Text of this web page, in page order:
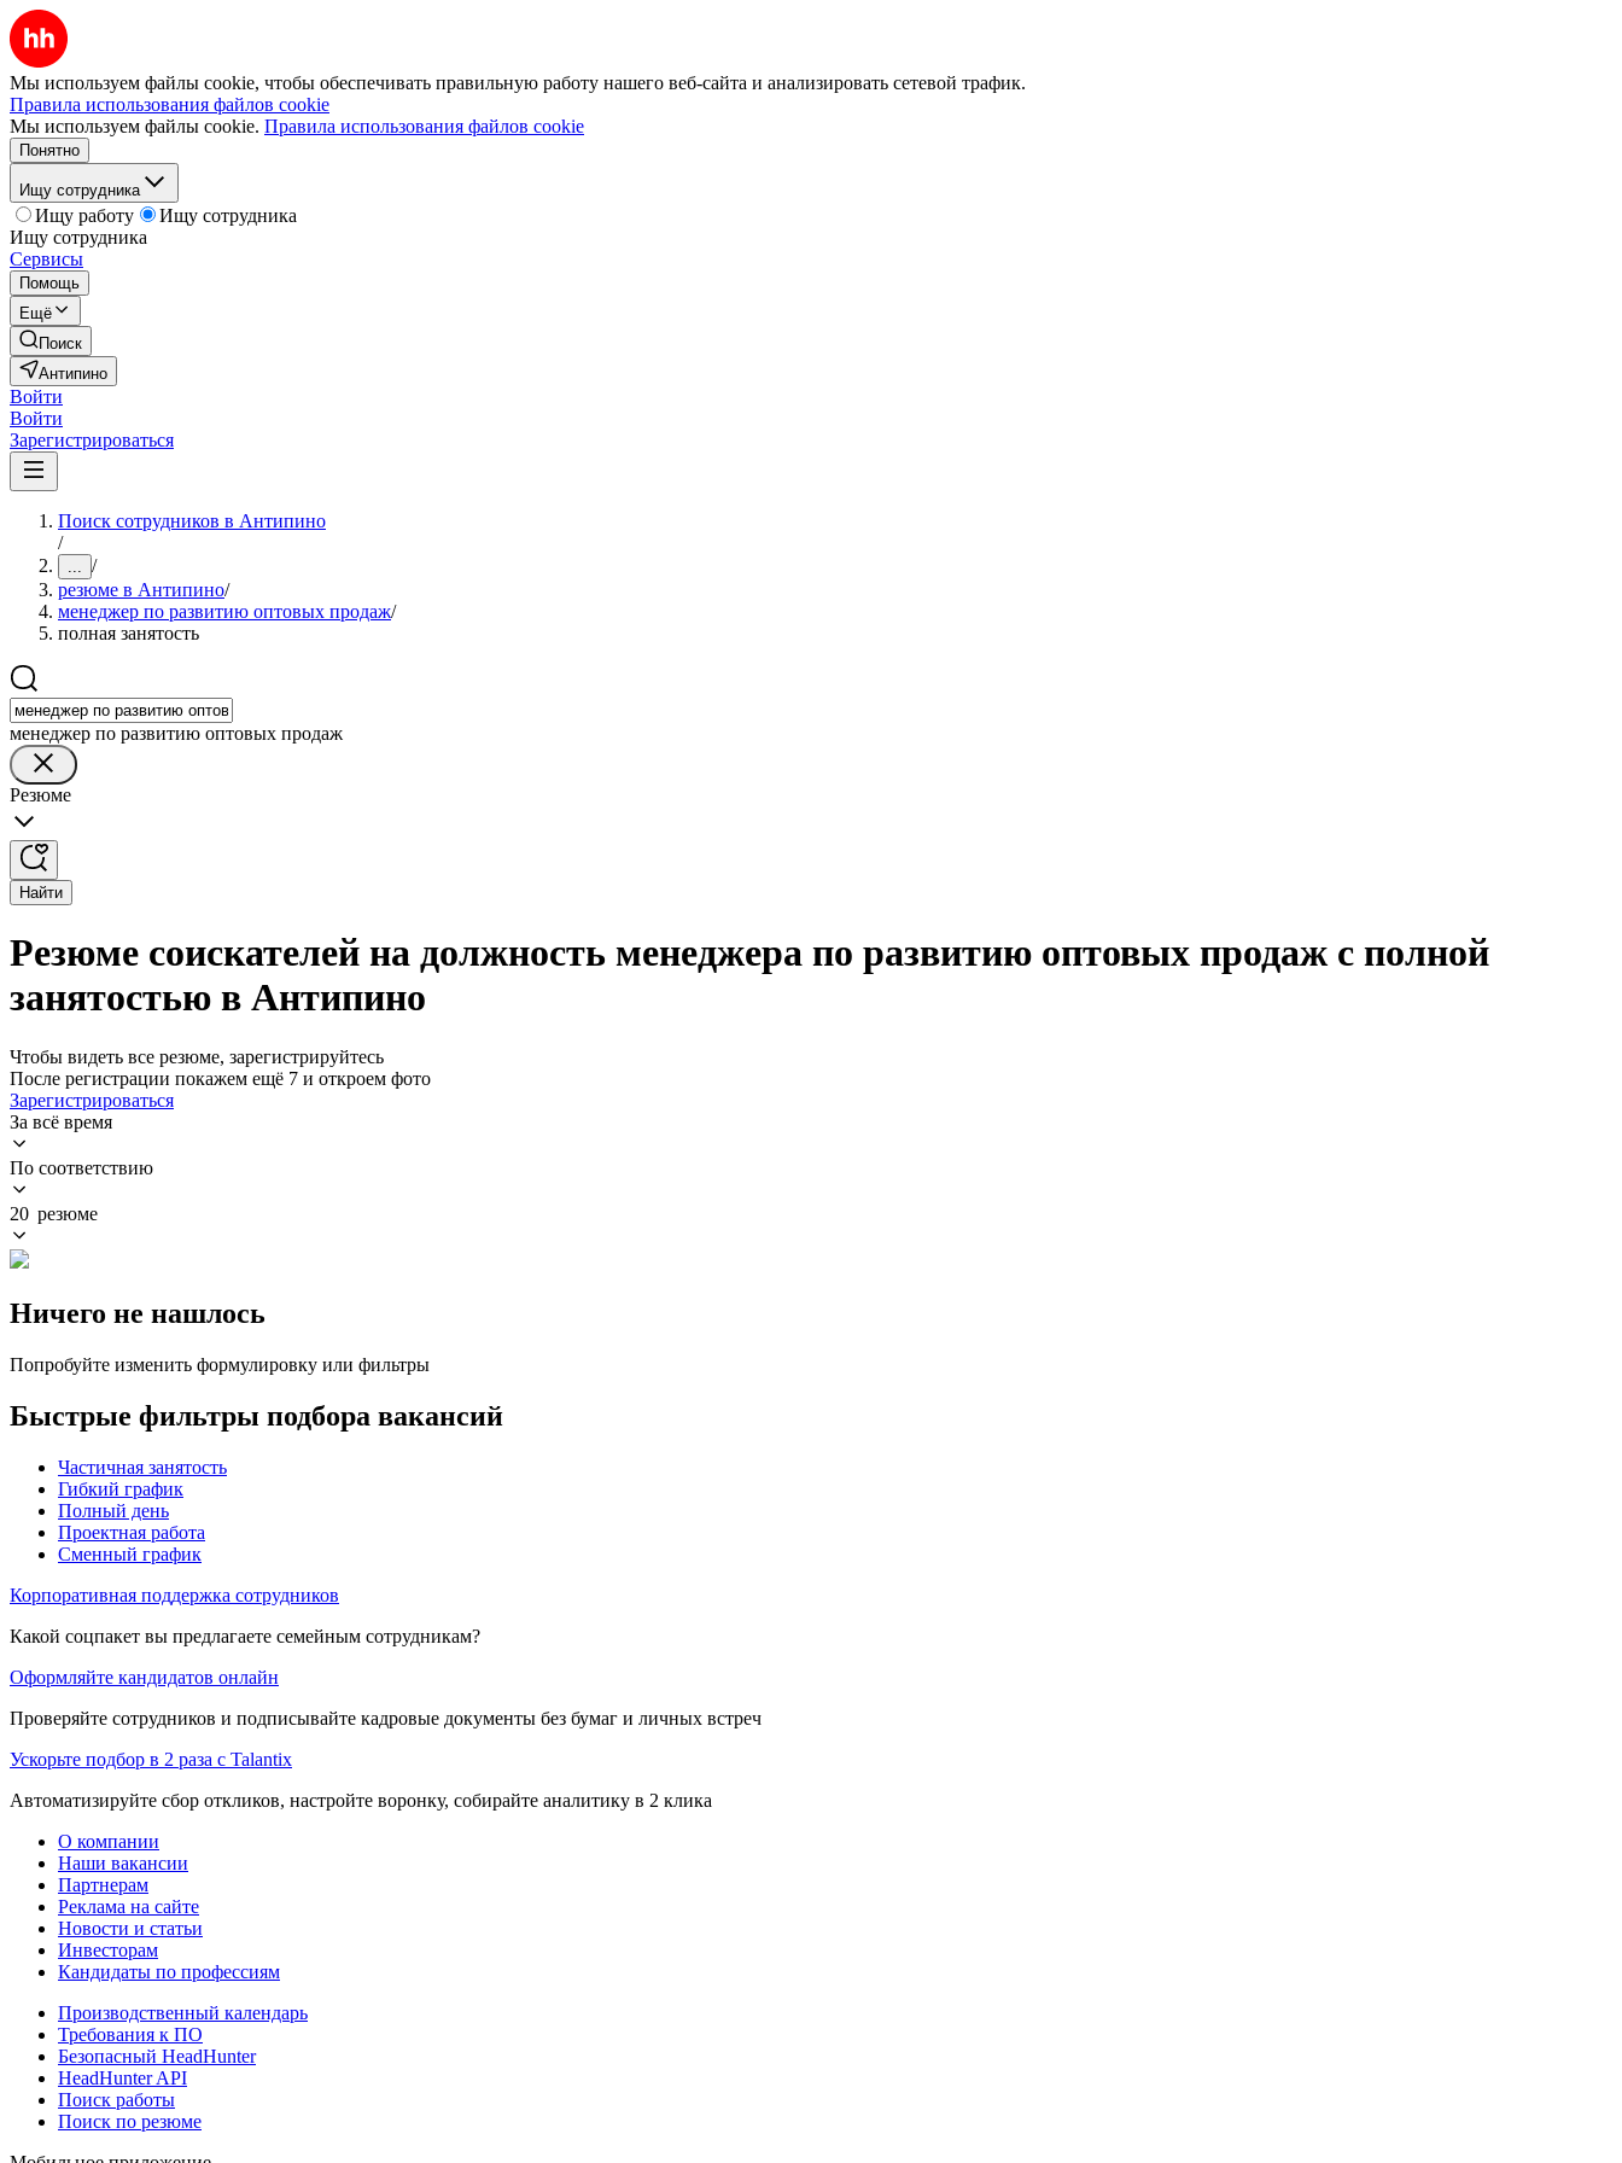
Мы используем файлы cookie, чтобы обеспечивать правильную работу нашего веб-сайта и анализировать сетевой трафик.
Правила использования файлов cookie
Мы используем файлы cookie. Правила использования файлов cookie
Понятно
Ищу сотрудника
Ищу работу
Ищу сотрудника
Ищу сотрудника
Сервисы
Помощь
Ещё
Поиск
Антипино
Войти
Войти
Зарегистрироваться
Поиск сотрудников в Антипино
/
... /
резюме в Антипино/
менеджер по развитию оптовых продаж/
полная занятость
менеджер по развитию оптовых продаж
Резюме
Найти
Резюме соискателей на должность менеджера по развитию оптовых продаж с полной
занятостью в Антипино
Чтобы видеть все резюме, зарегистрируйтесь
После регистрации покажем ещё 7 и откроем фото
Зарегистрироваться
За всё время
По соответствию
20 резюме
Ничего не нашлось
Попробуйте изменить формулировку или фильтры
Быстрые фильтры подбора вакансий
Частичная занятость
Гибкий график
Полный день
Проектная работа
Сменный график
Корпоративная поддержка сотрудников
Какой соцпакет вы предлагаете семейным сотрудникам?
Оформляйте кандидатов онлайн
Проверяйте сотрудников и подписывайте кадровые документы без бумаг и личных встреч
Ускорьте подбор в 2 раза с Talantix
Автоматизируйте сбор откликов, настройте воронку, собирайте аналитику в 2 клика
О компании
Наши вакансии
Партнерам
Реклама на сайте
Новости и статьи
Инвесторам
Кандидаты по профессиям
Производственный календарь
Требования к ПО
Безопасный HeadHunter
HeadHunter API
Поиск работы
Поиск по резюме